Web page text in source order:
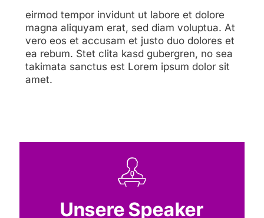
eirmod tempor invidunt ut labore et dolore
magna aliquyam erat, sed diam voluptua. At
vero eos et accusam et justo duo dolores et
ea rebum. Stet clita kasd gubergren, no sea
takimata sanctus est Lorem ipsum dolor sit
amet.
Unsere Speaker